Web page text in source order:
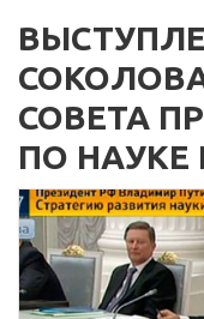
СОВЕТА
ПО